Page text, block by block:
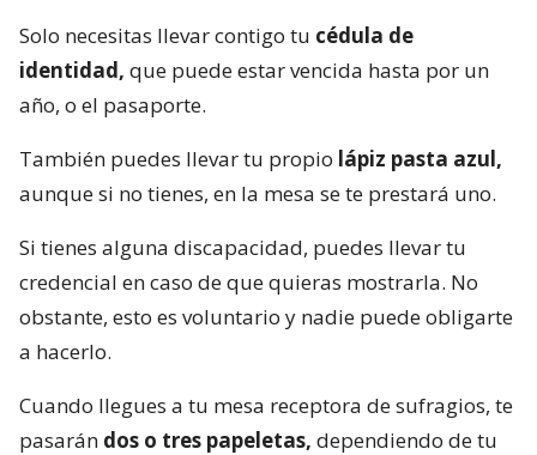
Solo necesitas llevar contigo tu cédula de
identidad, que puede estar vencida hasta por un
año, o el pasaporte.
También puedes llevar tu propio lápiz pasta azul,
aunque si no tienes, en la mesa se te prestará uno.
Si tienes alguna discapacidad, puedes llevar tu
credencial en caso de que quieras mostrarla. No
obstante, esto es voluntario y nadie puede obligarte
a hacerlo.
Cuando llegues a tu mesa receptora de sufragios, te
pasarán dos o tres papeletas, dependiendo de tu